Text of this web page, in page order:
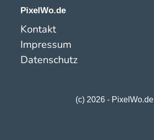
PixelWo.de
Kontakt
Impressum
Datenschutz
(c) 2026 - PixelWo.de